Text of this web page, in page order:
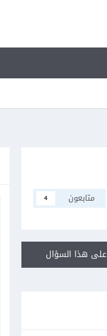
متابعون 4
هذا السؤال